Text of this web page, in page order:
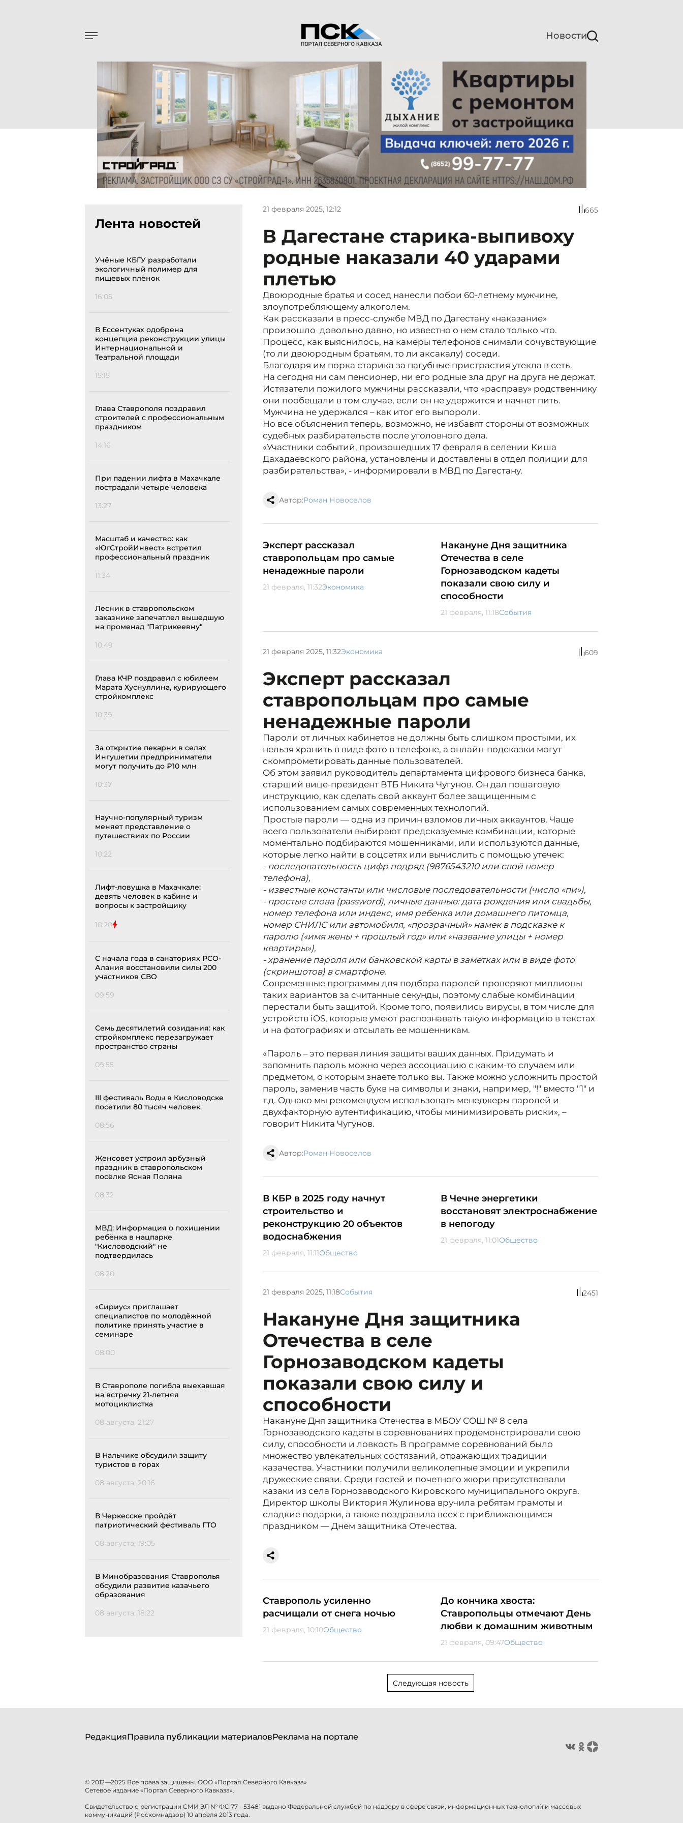
Новости
Лента новостей
Учёные КБГУ разработали
экологичный полимер для
пищевых плёнок
16:05
В Ессентуках одобрена
концепция реконструкции улицы
Интернациональной и
Театральной площади
15:15
Глава Ставрополя поздравил
строителей с профессиональным
праздником
14:16
При падении лифта в Махачкале
пострадали четыре человека
13:27
Масштаб и качество: как
«ЮгСтройИнвест» встретил
профессиональный праздник
11:34
Лесник в ставропольском
заказнике запечатлел вышедшую
на променад "Патрикеевну"
10:49
Глава КЧР поздравил с юбилеем
Марата Хуснуллина, курирующего
стройкомплекс
10:39
За открытие пекарни в селах
Ингушетии предприниматели
могут получить до ₽10 млн
10:37
Научно-популярный туризм
меняет представление о
путешествиях по России
10:22
Лифт-ловушка в Махачкале:
девять человек в кабине и
вопросы к застройщику
10:20
С начала года в санаториях РСО-
Алания восстановили силы 200
участников СВО
09:59
Семь десятилетий созидания: как
стройкомплекс перезагружает
пространство страны
09:55
III фестиваль Воды в Кисловодске
посетили 80 тысяч человек
08:56
Женсовет устроил арбузный
праздник в ставропольском
посёлке Ясная Поляна
08:32
МВД: Информация о похищении
ребёнка в нацпарке
"Кисловодский" не
подтвердилась
08:20
«Сириус» приглашает
специалистов по молодёжной
политике принять участие в
семинаре
08:00
В Ставрополе погибла выехавшая
на встречку 21-летняя
мотоциклистка
08 августа, 21:27
В Нальчике обсудили защиту
туристов в горах
08 августа, 20:16
В Черкесске пройдёт
патриотический фестиваль ГТО
08 августа, 19:05
В Минобразования Ставрополья
обсудили развитие казачьего
образования
08 августа, 18:22
21 февраля 2025, 12:12 665
В Дагестане старика-выпивоху
родные наказали 40 ударами
плетью
Двоюродные братья и сосед нанесли побои 60-летнему мужчине,
злоупотребляющему алкоголем.
Как рассказали в пресс-службе МВД по Дагестану «наказание»
произошло довольно давно, но известно о нем стало только что.
Процесс, как выяснилось, на камеры телефонов снимали сочувствующие
(то ли двоюродным братьям, то ли аксакалу) соседи.
Благодаря им порка старика за пагубные пристрастия утекла в сеть.
На сегодня ни сам пенсионер, ни его родные зла друг на друга не держат.
Истязатели пожилого мужчины рассказали, что «расправу» родственнику
они пообещали в том случае, если он не удержится и начнет пить.
Мужчина не удержался – как итог его выпороли.
Но все объяснения теперь, возможно, не избавят стороны от возможных
судебных разбирательств после уголовного дела.
«Участники событий, произошедших 17 февраля в селении Киша
Дахадаевского района, установлены и доставлены в отдел полиции для
разбирательства», - информировали в МВД по Дагестану.
Автор:Роман Новоселов
Эксперт рассказал
ставропольцам про самые
ненадежные пароли
21 февраля, 11:32Экономика
Накануне Дня защитника
Отечества в селе
Горнозаводском кадеты
показали свою силу и
способности
21 февраля, 11:18События
21 февраля 2025, 11:32Экономика 609
Эксперт рассказал
ставропольцам про самые
ненадежные пароли
Пароли от личных кабинетов не должны быть слишком простыми, их
нельзя хранить в виде фото в телефоне, а онлайн-подсказки могут
скомпрометировать данные пользователей.
Об этом заявил руководитель департамента цифрового бизнеса банка,
старший вице-президент ВТБ Никита Чугунов. Он дал пошаговую
инструкцию, как сделать свой аккаунт более защищенным с
использованием самых современных технологий.
Простые пароли — одна из причин взломов личных аккаунтов. Чаще
всего пользователи выбирают предсказуемые комбинации, которые
моментально подбираются мошенниками, или используются данные,
которые легко найти в соцсетях или вычислить с помощью утечек:
- последовательность цифр подряд (9876543210 или свой номер
телефона),
- известные константы или числовые последовательности (число «пи»),
- простые слова (password), личные данные: дата рождения или свадьбы,
номер телефона или индекс, имя ребенка или домашнего питомца,
номер СНИЛС или автомобиля, «прозрачный» намек в подсказке к
паролю («имя жены + прошлый год» или «название улицы + номер
квартиры»),
- хранение пароля или банковской карты в заметках или в виде фото
(скриншотов) в смартфоне.
Современные программы для подбора паролей проверяют миллионы
таких вариантов за считанные секунды, поэтому слабые комбинации
перестали быть защитой. Кроме того, появились вирусы, в том числе для
устройств iOS, которые умеют распознавать такую информацию в текстах
и на фотографиях и отсылать ее мошенникам.
«Пароль – это первая линия защиты ваших данных. Придумать и
запомнить пароль можно через ассоциацию с каким-то случаем или
предметом, о которым знаете только вы. Также можно усложнить простой
пароль, заменив часть букв на символы и знаки, например, "!" вместо "1" и
т.д. Однако мы рекомендуем использовать менеджеры паролей и
двухфакторную аутентификацию, чтобы минимизировать риски», –
говорит Никита Чугунов.
Автор:Роман Новоселов
В КБР в 2025 году начнут
строительство и
реконструкцию 20 объектов
водоснабжения
21 февраля, 11:11Общество
В Чечне энергетики
восстановят электроснабжение
в непогоду
21 февраля, 11:01Общество
21 февраля 2025, 11:18События 2451
Накануне Дня защитника
Отечества в селе
Горнозаводском кадеты
показали свою силу и
способности
Накануне Дня защитника Отечества в МБОУ СОШ № 8 села
Горнозаводского кадеты в соревнованиях продемонстрировали свою
силу, способности и ловкость В программе соревнований было
множество увлекательных состязаний, отражающих традиции
казачества. Участники получили великолепные эмоции и укрепили
дружеские связи. Среди гостей и почетного жюри присутствовали
казаки из села Горнозаводского Кировского муниципального округа.
Директор школы Виктория Жулинова вручила ребятам грамоты и
сладкие подарки, а также поздравила всех с приближающимся
праздником — Днем защитника Отечества.
Ставрополь усиленно
расчищали от снега ночью
21 февраля, 10:10Общество
До кончика хвоста:
Ставропольцы отмечают День
любви к домашним животным
21 февраля, 09:47Общество
Следующая новость
РедакцияПравила публикации материаловРеклама на портале
© 2012—2025 Все права защищены. ООО «Портал Северного Кавказа»
Сетевое издание «Портал Северного Кавказа».
Свидетельство о регистрации СМИ ЭЛ № ФС 77 - 53481 выдано Федеральной службой по надзору в сфере связи, информационных технологий и массовых
коммуникаций (Роскомнадзор) 10 апреля 2013 года.